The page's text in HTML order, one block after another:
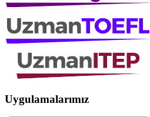
Uygulamalarımız